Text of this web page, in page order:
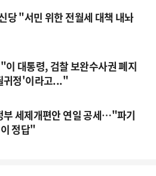
당 "서민 위한 전월세 대책 내놔
이 대통령, 검찰 보완수사권 폐지
귀정'이라고..."
부 세제개편안 연일 공세…"파기
정답"